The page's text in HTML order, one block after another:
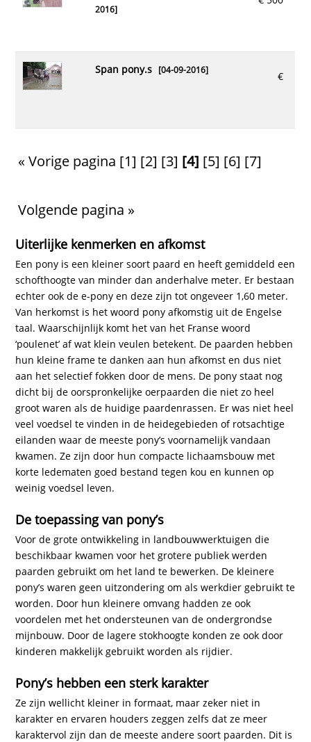
2016]
€
span pony.s[04-09-2016]
« Vorige pagina [1] [2] [3] [4] [5] [6] [7]
Volgende pagina »
Uiterlijke kenmerken en afkomst
Een pony is een kleiner soort paard en heeft gemiddeld een
schofthoogte van minder dan anderhalve meter. Er bestaan
echter ook de e-pony en deze zijn tot ongeveer 1,60 meter.
Van herkomst is het woord pony afkomstig uit de Engelse
taal. Waarschijnlijk komt het van het Franse woord
‘poulenet’ af wat klein veulen betekent. De paarden hebben
hun kleine frame te danken aan hun afkomst en dus niet
aan het selectief fokken door de mens. De pony staat nog
dicht bij de oorspronkelijke oerpaarden die niet zo heel
groot waren als de huidige paardenrassen. Er was niet heel
veel voedsel te vinden in de heidegebieden of rotsachtige
eilanden waar de meeste pony’s voornamelijk vandaan
kwamen. Ze zijn door hun compacte lichaamsbouw met
korte ledematen goed bestand tegen kou en kunnen op
weinig voedsel leven.
De toepassing van pony’s
Voor de grote ontwikkeling in landbouwwerktuigen die
beschikbaar kwamen voor het grotere publiek werden
paarden gebruikt om het land te bewerken. De kleinere
pony’s waren geen uitzondering om als werkdier gebruikt te
worden. Door hun kleinere omvang hadden ze ook
voordelen met het ondersteunen van de ondergrondse
mijnbouw. Door de lagere stokhoogte konden ze ook door
kinderen makkelijk gebruikt worden als rijdier.
Pony’s hebben een sterk karakter
Ze zijn wellicht kleiner in formaat, maar zeker niet in
karakter en ervaren houders zeggen zelfs dat ze meer
karaktervol zijn dan de meeste andere soort paarden. Dit is